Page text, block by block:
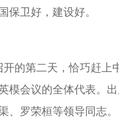
保卫好，建设好。
开的第二天，恰巧赶上中
模会议的全体代表。出席
、罗荣桓等领导同志。